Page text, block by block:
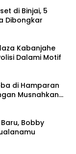
di Binjai, 5
Dibongkar
Kabanjahe
Dalami Motif
di Hamparan
Musnahkan
Bobby